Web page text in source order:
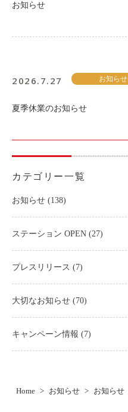
お知らせ
2026.7.27 お知らせ
夏季休業のお知らせ
カテゴリー一覧
お知らせ (138)
ステーション OPEN (27)
プレスリリース (7)
大切なお知らせ (70)
キャンペーン情報 (7)
Home お知らせ お知らせ